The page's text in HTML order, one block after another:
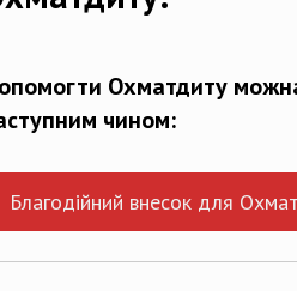
Охматдиту
чином:
Благодійний внесок для